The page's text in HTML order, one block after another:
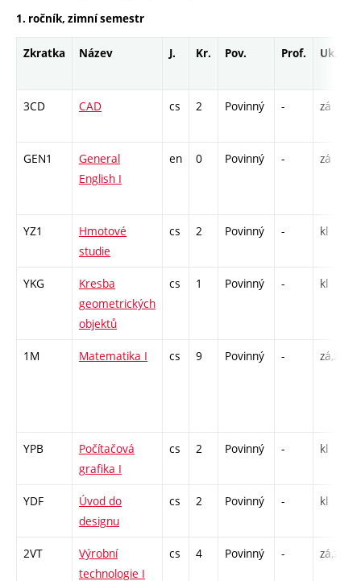
1. ročník, zimní semestr
Zkratka Název J. Kr. Pov. Prof. Uk.
3CD CAD cs 2 Povinný - zá
GEN1
General
English I
en 0 Povinný - zá
YZ1
Hmotové
studie
cs 2 Povinný - kl
YKG
Kresba
geometrických
objektů
cs 1 Povinný - kl
1M Matematika I cs 9 Povinný - zá,zk
YPB
Počítačová
grafika I
cs 2 Povinný - kl
YDF
Úvod do
designu
cs 2 Povinný - kl
2VT
Výrobní
technologie I
cs 4 Povinný - zá,zk